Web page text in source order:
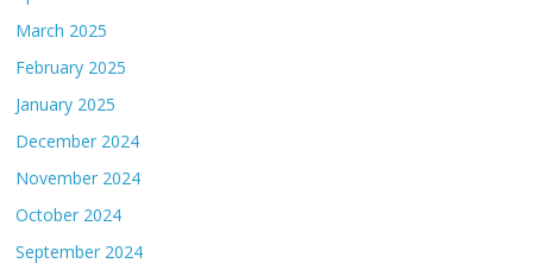
March 2025
February 2025
January 2025
December 2024
November 2024
October 2024
September 2024